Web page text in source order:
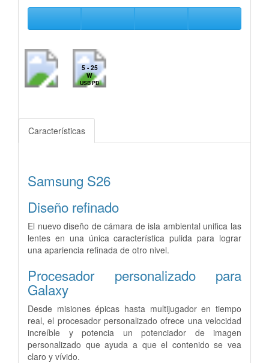
5 - 25
W
USB PD
Características
Samsung S26
Diseño refinado
El nuevo diseño de cámara de isla ambiental unifica las
lentes en una única característica pulida para lograr
una apariencia refinada de otro nivel.
Procesador personalizado para
Galaxy
Desde misiones épicas hasta multijugador en tiempo
real, el procesador personalizado ofrece una velocidad
increíble y potencia un potenciador de imagen
personalizado que ayuda a que el contenido se vea
claro y vívido.